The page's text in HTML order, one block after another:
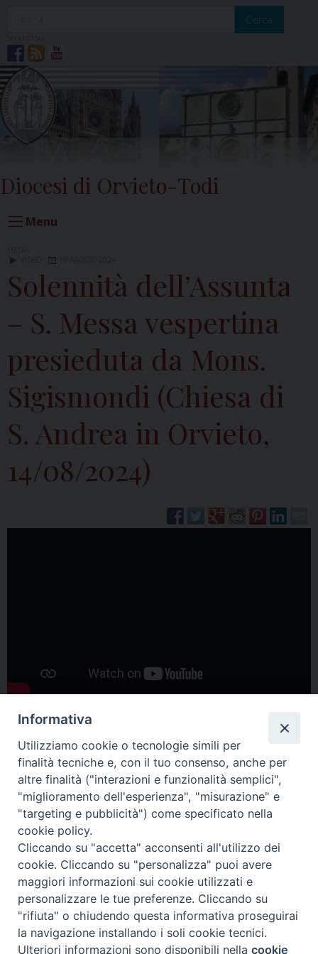
Cerca
Diocesi di Orvieto-Todi
Menu
MEDIA
VIDEO
19 AGOSTO 2024
Solennità dell’Assunta
– S. Messa vespertina
presieduta da Mons.
Sigismondi (Chiesa di
S. Andrea in Orvieto,
14/08/2024)
Home Il Vescovo Diocesi Pastorale
Liturgia
Beni Culturali
Modulistica
Casa dioc. di Spagliagrano Webmail
2025 copyright
Diocesi di Orvieto – Todi
Informativa
Utilizziamo cookie o tecnologie simili per
finalità tecniche e, con il tuo consenso, anche per
altre finalità ("interazioni e funzionalità semplici",
"miglioramento dell'esperienza", "misurazione" e
"targeting e pubblicità") come specificato nella
cookie policy.
Cliccando su "accetta" acconsenti all'utilizzo dei
cookie. Cliccando su "personalizza" puoi avere
maggiori informazioni sui cookie utilizzati e
personalizzare le tue preferenze. Cliccando su
"rifiuta" o chiudendo questa informativa proseguirai
la navigazione installando i soli cookie tecnici.
Ulteriori informazioni sono disponibili nellacookie